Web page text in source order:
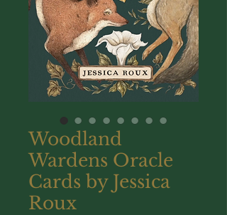
Woodland
Wardens Oracle
Cards by Jessica
Roux